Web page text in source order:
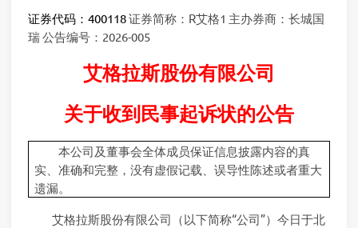
证券代码：400118证券简称：R艾格1 主办券商：长城国
瑞 公告编号：2026-005
艾格拉斯股份有限公司
关于收到民事起诉状的公告
本公司及董事会全体成员保证信息披露内容的真
实、准确和完整，没有虚假记载、误导性陈述或者重大
遗漏。
艾格拉斯股份有限公司（以下简称“公司”）今日于北